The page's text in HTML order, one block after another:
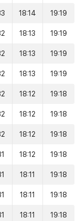
18:14 19:19
18:13 19:19
18:13 19:19
18:13 19:19
18:12 19:18
18:12 19:18
18:12 19:18
18:12 19:18
18:11 19:18
18:11 19:18
18:11 19:18